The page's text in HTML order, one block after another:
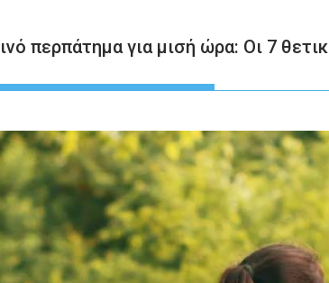
περπάτημα για μισή ώρα: Οι 7